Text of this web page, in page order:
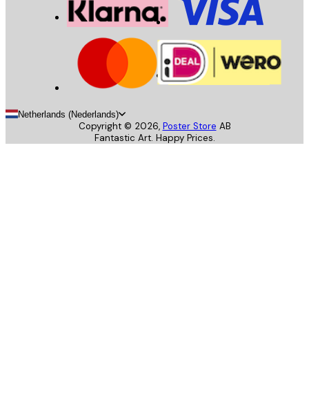
Netherlands (Nederlands)
Copyright © 2026, Poster Store AB
Fantastic Art. Happy Prices.